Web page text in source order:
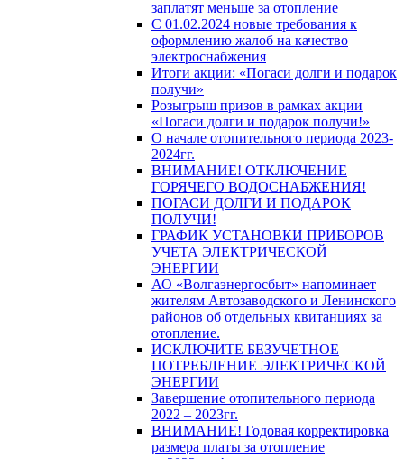
заплатят меньше за отопление
С 01.02.2024 новые требования к
оформлению жалоб на качество
электроснабжения
Итоги акции: «Погаси долги и подарок
получи»
Розыгрыш призов в рамках акции
«Погаси долги и подарок получи!»
О начале отопительного периода 2023-
2024гг.
ВНИМАНИЕ! ОТКЛЮЧЕНИЕ
ГОРЯЧЕГО ВОДОСНАБЖЕНИЯ!
ПОГАСИ ДОЛГИ И ПОДАРОК
ПОЛУЧИ!
ГРАФИК УСТАНОВКИ ПРИБОРОВ
УЧЕТА ЭЛЕКТРИЧЕСКОЙ
ЭНЕРГИИ
АО «Волгаэнергосбыт» напоминает
жителям Автозаводского и Ленинского
районов об отдельных квитанциях за
отопление.
ИСКЛЮЧИТЕ БЕЗУЧЕТНОЕ
ПОТРЕБЛЕНИЕ ЭЛЕКТРИЧЕСКОЙ
ЭНЕРГИИ
Завершение отопительного периода
2022 – 2023гг.
ВНИМАНИЕ! Годовая корректировка
размера платы за отопление